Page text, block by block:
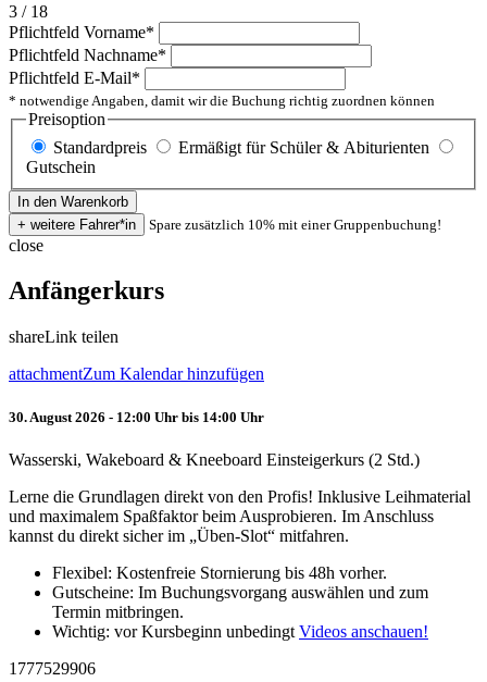
3 / 18
Pflichtfeld Vorname*
Pflichtfeld Nachname*
Pflichtfeld E-Mail*
* notwendige Angaben, damit wir die Buchung richtig zuordnen können
Preisoption
Standardpreis
Ermäßigt für Schüler & Abiturienten
Gutschein
Spare zusätzlich 10% mit einer Gruppenbuchung!
close
Anfängerkurs
shareLink teilen
attachmentZum Kalendar hinzufügen
30. August 2026 - 12:00 Uhr bis 14:00 Uhr
Wasserski, Wakeboard & Kneeboard Einsteigerkurs (2 Std.)
Lerne die Grundlagen direkt von den Profis! Inklusive Leihmaterial
und maximalem Spaßfaktor beim Ausprobieren. Im Anschluss
kannst du direkt sicher im „Üben-Slot“ mitfahren.
Flexibel: Kostenfreie Stornierung bis 48h vorher.
Gutscheine: Im Buchungsvorgang auswählen und zum
Termin mitbringen.
Wichtig: vor Kursbeginn unbedingt Videos anschauen!
1777529906